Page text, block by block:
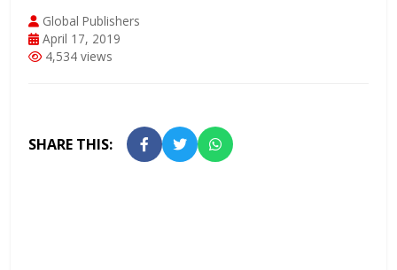
Global Publishers
April 17, 2019
4,534 views
SHARE THIS: